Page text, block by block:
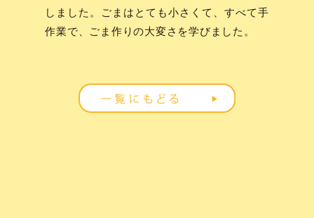
しました。ごまはとても小さくて、すべて手
作業で、ごま作りの大変さを学びました。